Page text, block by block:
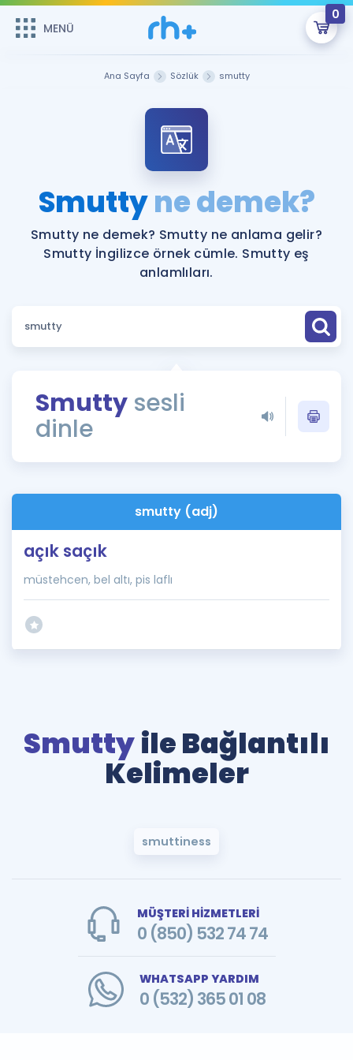
MENÜ
0
Şifremi Hatırlamıyorum
ÜYE DEĞİLİM
Sepetin Şu An Boş.
Remzi Hoca ile seni sınava hazırlayacak onlarca eğitim seni
bekliyor!
MENÜ
Katılımcı Görüşleri
Faydalı Araçlar
Sözlük
Rehberlik Aracı
ÖSYM Sınav Takvimi
İngilizce Gramer
Hakkımızda
Ana Sayfa Sözlük smutty
Smuttyne demek?
Smutty ne demek? Smutty ne anlama gelir?
Smutty İngilizce örnek cümle. Smutty eş
anlamlıları.
Smutty sesli
dinle
smutty (adj)
açık saçık
müstehcen, bel altı, pis laflı
Smuttyile Bağlantılı
Kelimeler
smuttiness
MÜŞTERİ HİZMETLERİ
0 (850) 532 74 74
WHATSAPP YARDIM
0 (532) 365 01 08